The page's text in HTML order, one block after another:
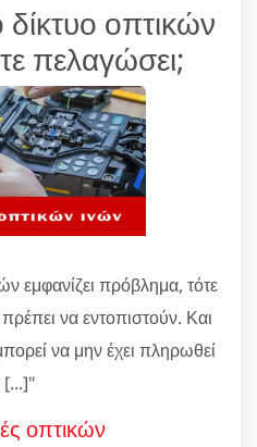
οπτικών
πελαγώσει;
εμφανίζει πρόβλημα, τότε
να εντοπιστούν. Και
να μην έχει πληρωθεί
[...]"
οπτικών